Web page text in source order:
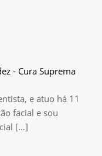
- Cura Suprema
e atuo há 11
facial e sou
[…]